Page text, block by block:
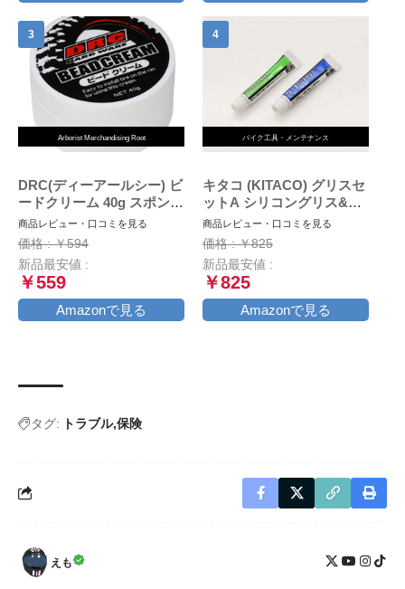
Arborist Merchandising Root
DRC(ディーアールシー) ビ
ードクリーム 40g スポンジ
付属
商品レビュー・口コミを見る
価格 : ￥594
新品最安値 :
￥559
Amazonで見る
バイク工具・メンテナンス
キタコ (KITACO) グリスセ
ットA シリコングリス&ブ
レーキバッドグリス 各1本
AZ969-001
商品レビュー・口コミを見る
価格 : ￥825
新品最安値 :
￥825
Amazonで見る
タグ: トラブル 保険
えも